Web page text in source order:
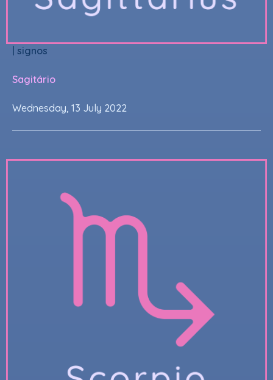
signos
Sagitário
Wednesday, 13 July 2022